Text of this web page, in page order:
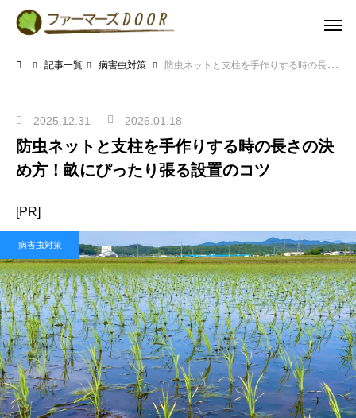
記事一覧 病害虫対策 防虫ネットと支柱を手作りする時の長さの決め方！畝にぴったり張る設置のコツ
2025.12.31 2026.01.18
防虫ネットと支柱を手作りする時の長さの決
め方！畝にぴったり張る設置のコツ
[PR]
病害虫対策